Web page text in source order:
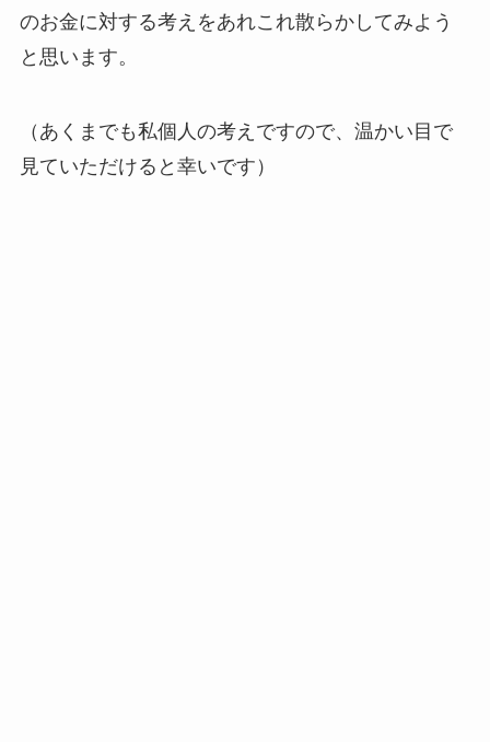
のお金に対する考えをあれこれ散らかしてみよう
と思います。
（あくまでも私個人の考えですので、温かい目で
見ていただけると幸いです）